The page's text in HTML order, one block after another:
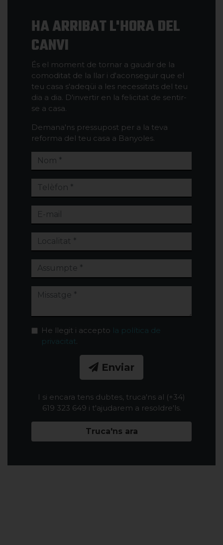
HA ARRIBAT L'HORA DEL
CANVI
És el moment de tornar a gaudir de la
comoditat de la llar i d'aconseguir que el
teu casa s'adeqüi a les necessitats del teu
dia a dia. D'invertir en la felicitat de sentir-
se a casa.
Demana'ns pressupost per a la teva
reforma del teu casa a Banyoles.
He llegit i accepto la política de
privacitat.
Enviar
I si encara tens dubtes, truca'ns al (+34)
619 323 649 i t'ajudarem a resoldre'ls.
Truca'ns ara